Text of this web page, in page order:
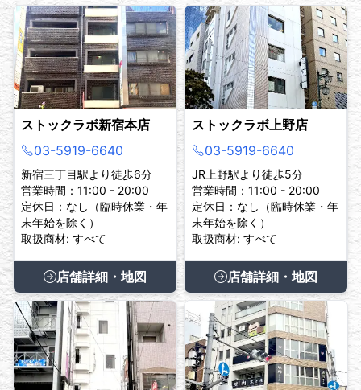
ストックラボ新宿本店
03-5919-6640
新宿三丁目駅より徒歩6分
営業時間：11:00 - 20:00
定休日：なし（臨時休業・年
末年始を除く）
取扱商材: すべて
店舗詳細・地図
ストックラボ上野店
03-5919-6640
JR上野駅より徒歩5分
営業時間：11:00 - 20:00
定休日：なし（臨時休業・年
末年始を除く）
取扱商材: すべて
店舗詳細・地図